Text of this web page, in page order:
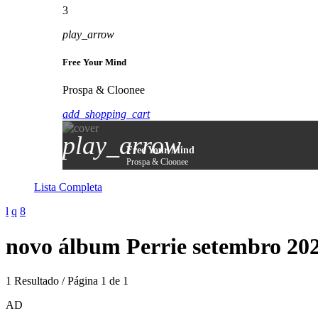
3
play_arrow
Free Your Mind
Prospa & Cloonee
add_shopping_cart
play_arrow
Free Your Mind
Prospa & Cloonee
Lista Completa
novo álbum Perrie setembro
1 Resultado / Página 1 de 1
AD